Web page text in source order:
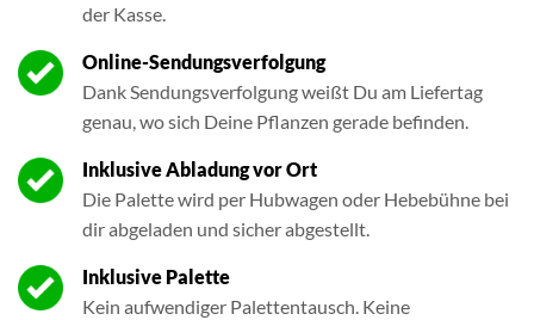
der Kasse.
Online-Sendungsverfolgung
Dank Sendungsverfolgung weißt Du am Liefertag
genau, wo sich Deine Pflanzen gerade befinden.
Inklusive Abladung vor Ort
Die Palette wird per Hubwagen oder Hebebühne bei
dir abgeladen und sicher abgestellt.
Inklusive Palette
Kein aufwendiger Palettentausch. Keine